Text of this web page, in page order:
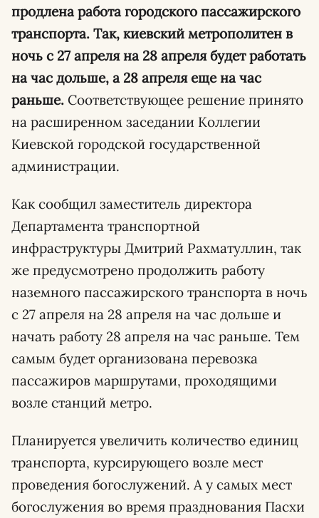
продлена работа городского пассажирского
транспорта. Так, киевский метрополитен в
ночь с 27 апреля на 28 апреля будет работать
на час дольше, а 28 апреля еще на час
раньше. Соответствующее решение принято
на расширенном заседании Коллегии
Киевской городской государственной
администрации.
Как сообщил заместитель директора
Департамента транспортной
инфраструктуры Дмитрий Рахматуллин, так
же предусмотрено продолжить работу
наземного пассажирского транспорта в ночь
с 27 апреля на 28 апреля на час дольше и
начать работу 28 апреля на час раньше. Тем
самым будет организована перевозка
пассажиров маршрутами, проходящими
возле станций метро.
Планируется увеличить количество единиц
транспорта, курсирующего возле мест
проведения богослужений. А у самых мест
богослужения во время празднования Пасхи